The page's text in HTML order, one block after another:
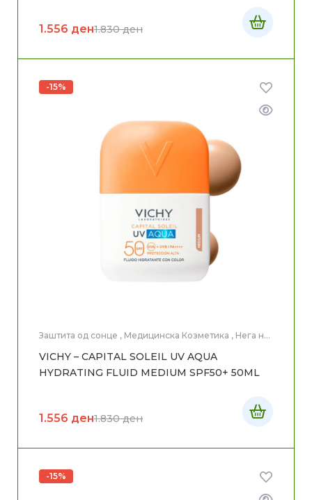
1.830ден
1.556 ден
-15%
Заштита од сонце , Медицинска Козметика , Нега на
VICHY – CAPITAL SOLEIL UV AQUA
HYDRATING FLUID MEDIUM SPF50+ 50ML
1.830ден
1.556 ден
-15%